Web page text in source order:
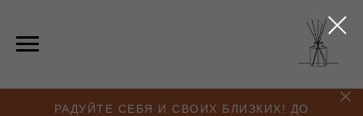
РАДУЙТЕ СЕБЯ И СВОИХ БЛИЗКИХ! ДО